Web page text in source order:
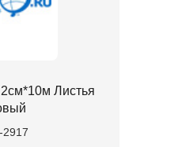
Листья
2917